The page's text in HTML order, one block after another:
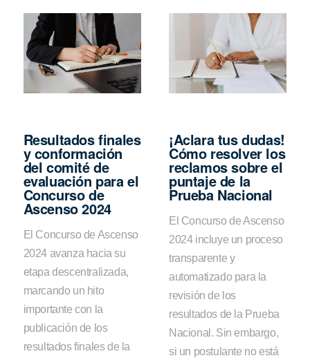
Resultados finales
y conformación
del comité de
evaluación para el
Concurso de
Ascenso 2024
El Concurso de Ascenso
2024 avanza hacia su
etapa descentralizada,
marcando un hito
importante con la
publicación de los
resultados finales de la
¡Aclara tus dudas!
Cómo resolver los
reclamos sobre el
puntaje de la
Prueba Nacional
El Concurso de Ascenso
2024 incluye un proceso
transparente y
automatizado para la
revisión de los
resultados de la Prueba
Nacional. Sin embargo,
si un postulante no está